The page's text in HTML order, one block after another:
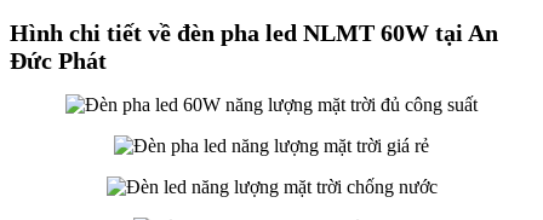
Hình chi tiết về đèn pha led NLMT 60W tại An
Đức Phát